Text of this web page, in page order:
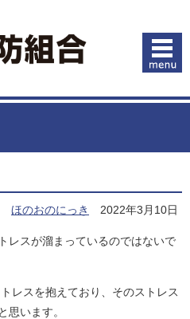
ほのおのにっき 2022年3月10日
レスが溜まっているのではないで
レスを抱えており、そのストレス
思います。